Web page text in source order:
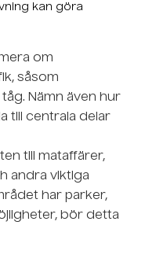
kan göra
om
såsom
Nämn även hur
till centrala delar
till mataffärer,
andra viktiga
har parker,
bör detta